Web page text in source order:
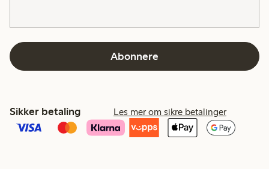
Abonnere
Sikker betaling Les mer om sikre betalinger